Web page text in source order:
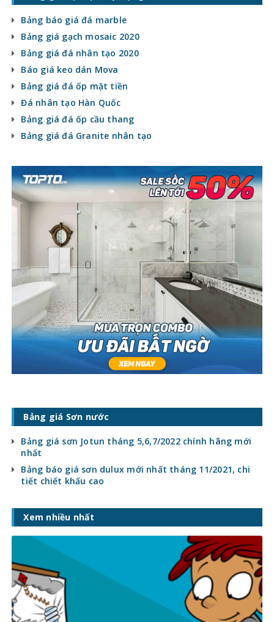
Bảng báo giá đá marble
Bảng giá gạch mosaic 2020
Bảng giá đá nhân tạo 2020
Báo giá keo dán Mova
Bảng giá đá ốp mặt tiền
Đá nhân tạo Hàn Quốc
Bảng giá đá ốp cầu thang
Bảng giá đá Granite nhân tạo
Bảng giá Sơn nước
Bảng giá sơn Jotun tháng 5,6,7/2022 chính hãng mới
nhất
Bảng báo giá sơn dulux mới nhất tháng 11/2021, chi
tiết chiết khấu cao
Xem nhiều nhất